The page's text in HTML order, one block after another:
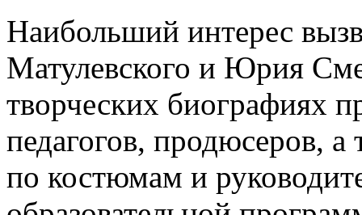
Наибольший интерес
Матулевского и Юрия
творческих биографиях
педагогов, продюсеров, а
по костюмам и